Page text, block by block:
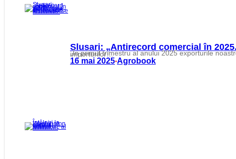
Slusari: „Antirecord comercial în
„În primul trimestru al anului 2025 exporturile noastre au scăzut cu aproape 12 procente, iar importurile s-au majorat cu peste 18 procente. Gradul de acoperire a importurilor…
16 mai 2025•Agrobook